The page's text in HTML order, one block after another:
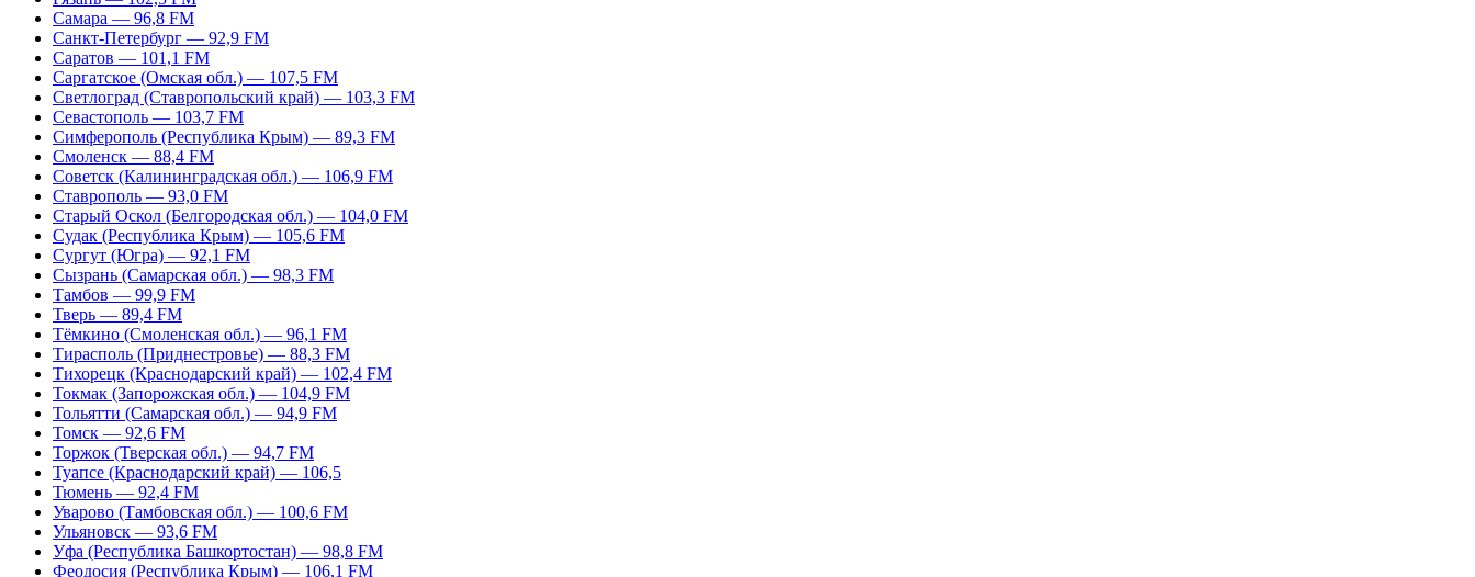
Самара — 96,8 FM
Санкт-Петербург — 92,9 FM
Саратов — 101,1 FM
Саргатское (Омская обл.) — 107,5 FM
Светлоград (Ставропольский край) — 103,3 FM
Севастополь — 103,7 FM
Симферополь (Республика Крым) — 89,3 FM
Смоленск — 88,4 FM
Советск (Калининградская обл.) — 106,9 FM
Ставрополь — 93,0 FM
Старый Оскол (Белгородская обл.) — 104,0 FM
Судак (Республика Крым) — 105,6 FM
Сургут (Югра) — 92,1 FM
Сызрань (Самарская обл.) — 98,3 FM
Тамбов — 99,9 FM
Тверь — 89,4 FM
Тёмкино (Смоленская обл.) — 96,1 FM
Тирасполь (Приднестровье) — 88,3 FM
Тихорецк (Краснодарский край) — 102,4 FM
Токмак (Запорожская обл.) — 104,9 FM
Тольятти (Самарская обл.) — 94,9 FM
Томск — 92,6 FM
Торжок (Тверская обл.) — 94,7 FM
Туапсе (Краснодарский край) — 106,5
Тюмень — 92,4 FM
Уварово (Тамбовская обл.) — 100,6 FM
Ульяновск — 93,6 FM
Уфа (Республика Башкортостан) — 98,8 FM
Феодосия (Республика Крым) — 106,1 FM